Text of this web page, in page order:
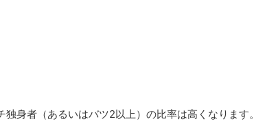
身者（あるいはバツ2以上）の比率は高くなります。